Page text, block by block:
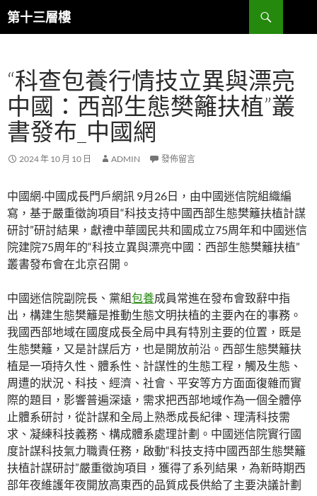
跳
至
內
第十三層樓
搜
尋
“科查包養行情技立異與漂亮
中國：西部生態樊籬扶植”叢
書發布_中國網
2024 年 10 月 10 日 ADMIN 發佈留言
中國網·中國成長門戶網訊 9月26日，由中國迷信院組織編
寫，基于嚴重徵詢項目“科技支持中國西部生態樊籬扶植計謀
研討”研討結果，獻禮中華國民共和國成立75周年和中國迷信
院建院75周年的“科技立異與漂亮中國：西部生態樊籬扶植”
叢書發布會在北京召開。
中國迷信院副院長、黨組包養成員常進在發布會致辭中指
出，構建生態樊籬是推動生態文明扶植的主要內在的事務。
我國西部地域在國度成長全局中具有特別主要的位置，既是
生態樊籬，又是計謀后方，也是開放前沿。西部生態樊籬扶
植是一項持久性、體系性、計謀性的生態工程，觸及生態、
周遭的狀況、科技、經濟、社會、平安等方方面面復雜而實
際的題目，影響普遍深遠，需求把西部地域作為一個全體停
止體系研討，從計謀和全局上熟悉成長紀律、理清科技需
求、凝練科技義務、構成體系處理計劃。中國迷信院實行國
度計謀科技氣力職責任務，啟動“科技支持中國西部生態樊籬
扶植計謀研討”嚴重徵詢項目，獲得了系列結果，為新時期西
部年夜維護年夜開放高東西的品質成長供給了主要決議計劃